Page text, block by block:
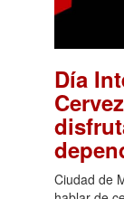
Día
Ciudad de